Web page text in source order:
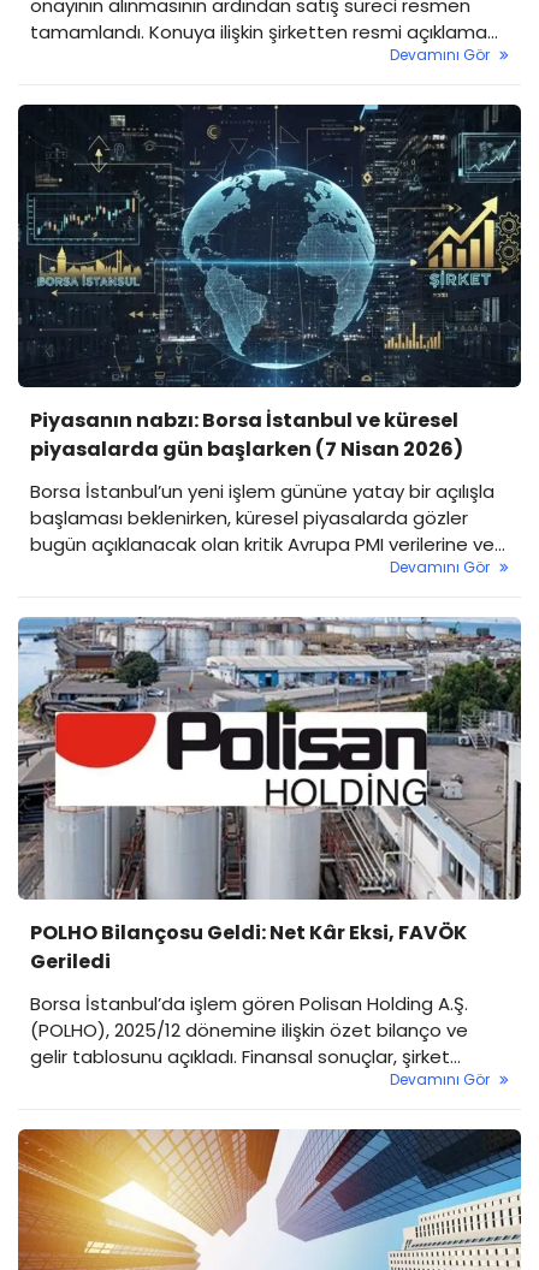
tamamlandı. Konuya ilişkin şirketten resmi açıklama
yapılırken, POLHO hisseleri bugün ekside seyrediyor.
Öte yandan hissede devre kesici uygulandı. İşte tüm
detaylar...
Devamını Gör
Piyasanın nabzı: Borsa İstanbul ve küresel
piyasalarda gün başlarken (7 Nisan 2026)
Borsa İstanbul’un yeni işlem gününe yatay bir açılışla
başlaması beklenirken, küresel piyasalarda gözler
bugün açıklanacak olan kritik Avrupa PMI verilerine ve
Cuma günü ABD'den gelecek TÜFE (Enflasyon)
rakamlarına çevrilmiş durumda.
Devamını Gör
POLHO Bilançosu Geldi: Net Kâr Eksi, FAVÖK
Geriledi
Borsa İstanbul’da işlem gören Polisan Holding A.Ş.
(POLHO), 2025/12 dönemine ilişkin özet bilanço ve
gelir tablosunu açıkladı. Finansal sonuçlar, şirket
tarafında kârlılıkta belirgin bir zayıflamaya işaret
ederken net kâr kaleminin yeniden eksiye dönmesi
dikkat çekti.
Devamını Gör